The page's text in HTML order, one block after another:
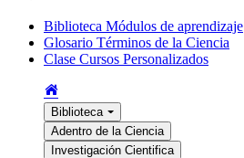
Biblioteca Módulos de aprendizaje
Glosario Términos de la Ciencia
Clase Cursos Personalizados
Biblioteca
Adentro de la Ciencia
Investigación Cientifica